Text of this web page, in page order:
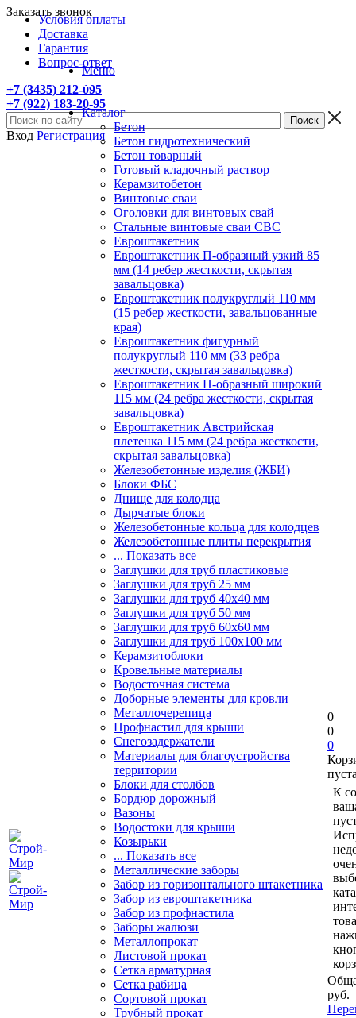
Условия оплаты
Доставка
Гарантия
Вопрос-ответ
+7 (3435) 212-095
+7 (922) 183-20-95
Заказать звонок
Вход Регистрация
Меню
Каталог
Бетон
Бетон гидротехнический
Бетон товарный
Готовый кладочный раствор
Керамзитобетон
Винтовые сваи
Оголовки для винтовых свай
Стальные винтовые сваи СВС
Евроштакетник
Евроштакетник П-образный узкий 85
мм (14 ребер жесткости, скрытая
завальцовка)
Евроштакетник полукруглый 110 мм
(15 ребер жесткости, завальцованные
края)
Евроштакетник фигурный
полукруглый 110 мм (33 ребра
жесткости, скрытая завальцовка)
Евроштакетник П-образный широкий
115 мм (24 ребра жесткости, скрытая
завальцовка)
Евроштакетник Австрийская
плетенка 115 мм (24 ребра жесткости,
скрытая завальцовка)
Железобетонные изделия (ЖБИ)
Блоки ФБС
Днище для колодца
Дырчатые блоки
Железобетонные кольца для колодцев
Железобетонные плиты перекрытия
... Показать все
Заглушки для труб пластиковые
Заглушки для труб 25 мм
Заглушки для труб 40х40 мм
Заглушки для труб 50 мм
Заглушки для труб 60х60 мм
Заглушки для труб 100х100 мм
Керамзитоблоки
Кровельные материалы
Водосточная система
Доборные элементы для кровли
Металлочерепица
Профнастил для крыши
Снегозадержатели
Материалы для благоустройства
территории
Блоки для столбов
Бордюр дорожный
Вазоны
Водостоки для крыши
Козырьки
... Показать все
Металлические заборы
Забор из горизонтального штакетника
Забор из евроштакетника
Забор из профнастила
Заборы жалюзи
Металлопрокат
Листовой прокат
Сетка арматурная
Сетка рабица
Сортовой прокат
Трубный прокат
0
0
0
К
руб.